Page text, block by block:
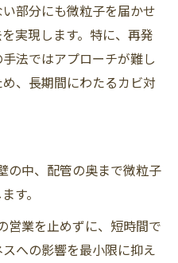
部分にも微粒子を届かせ
実現します。特に、再発
法ではアプローチが難し
、長期間にわたるカビ対
の中、配管の奥まで微粒子
す。
営業を止めずに、短時間で
への影響を最小限に抑え